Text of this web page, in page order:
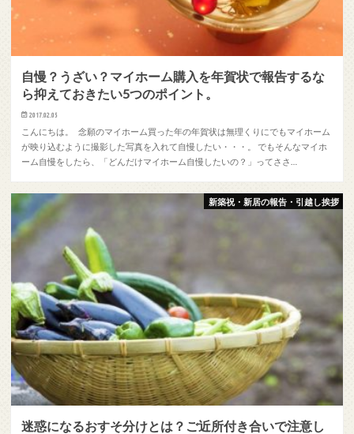
自慢？うざい？マイホーム購入を年賀状で報告するな
ら抑えておきたい5つのポイント。
2017.02.05
こんにちは。 念願のマイホーム買った年の年賀状は無理くりにでもマイホーム
が映り込むように撮影した写真を入れて自慢したい・・・。 でもそんなマイホ
ーム自慢をしたら、「どんだけマイホーム自慢したいの？」ってささ…
新築祝・新居の報告・引越し挨拶
迷惑になるおすそ分けとは？ご近所付き合いで注意し